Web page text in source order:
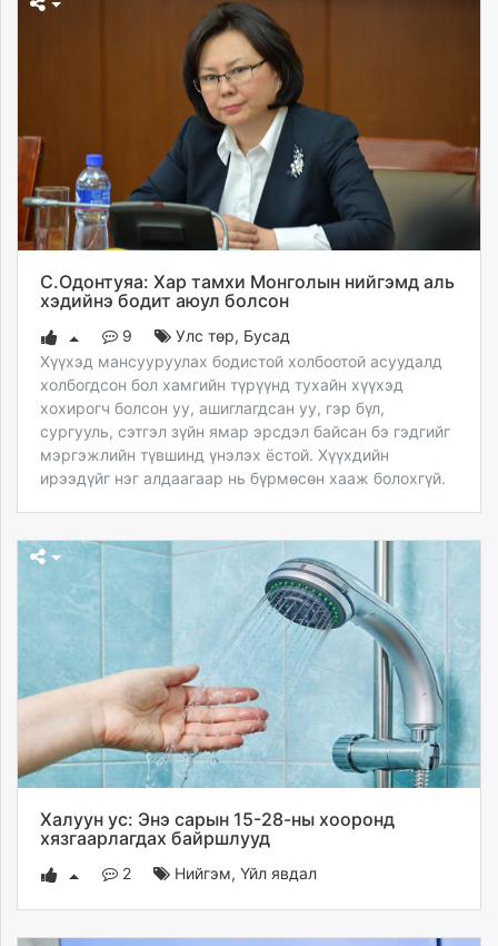
С.Одонтуяа: Хар тамхи Монголын нийгэмд аль
хэдийнэ бодит аюул болсон
9 Улс төр, Бусад
Хүүхэд мансууруулах бодистой холбоотой асуудалд
холбогдсон бол хамгийн түрүүнд тухайн хүүхэд
хохирогч болсон уу, ашиглагдсан уу, гэр бүл,
сургууль, сэтгэл зүйн ямар эрсдэл байсан бэ гэдгийг
мэргэжлийн түвшинд үнэлэх ёстой. Хүүхдийн
ирээдүйг нэг алдаагаар нь бүрмөсөн хааж болохгүй.
Халуун ус: Энэ сарын 15-28-ны хооронд
хязгаарлагдах байршлууд
2 Нийгэм,Үйл явдал